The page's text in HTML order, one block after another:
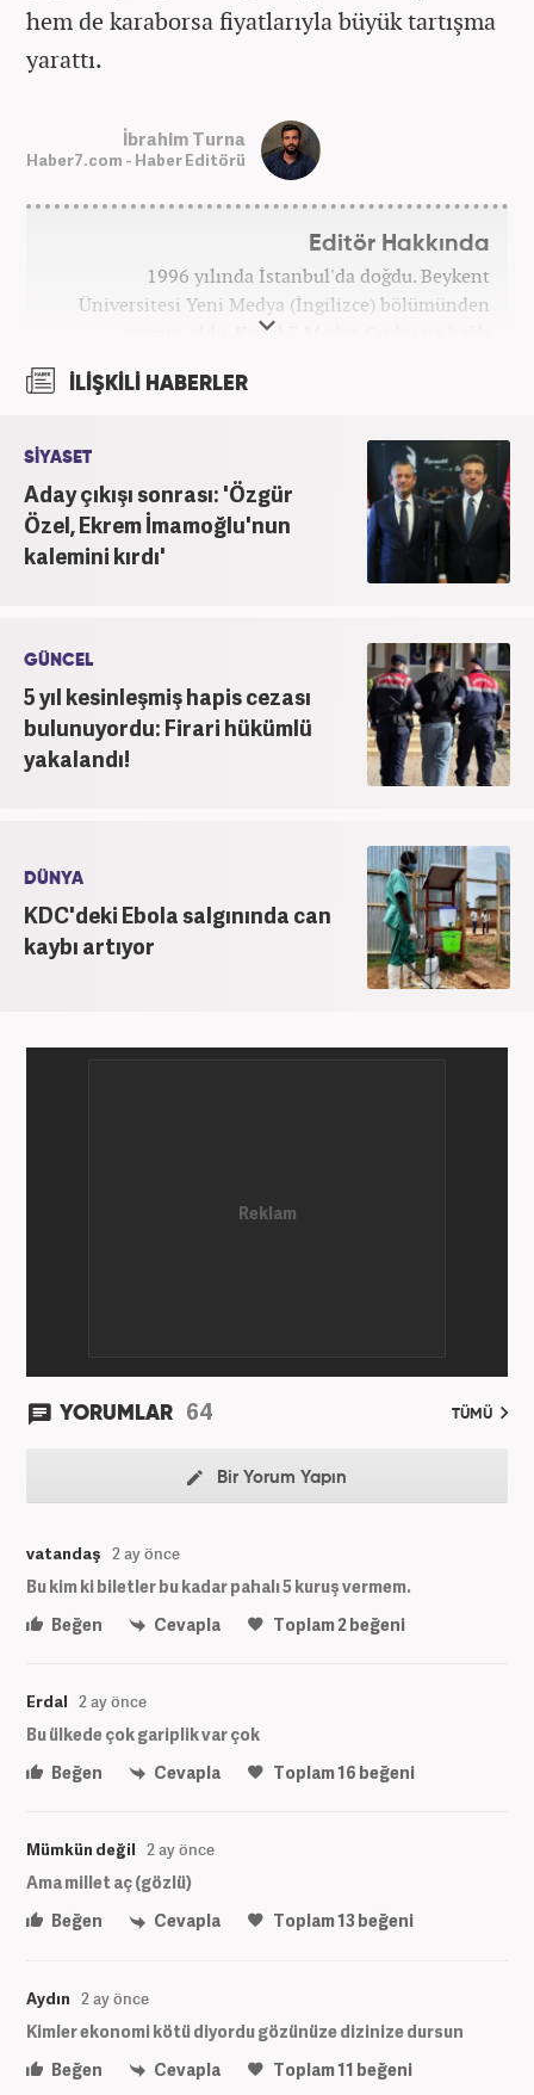
hem de karaborsa fiyatlarıyla büyük tartışma
yarattı.
İbrahim Turna
Haber7.com - Haber Editörü
Editör Hakkında
1996 yılında İstanbul'da doğdu. Beykent
Üniversitesi Yeni Medya (İngilizce) bölümünden
mezun oldu. Kanal 7 Medya Grubu'na bağlı
İLİŞKİLİ HABERLER
SİYASET
Aday çıkışı sonrası: 'Özgür
Özel, Ekrem İmamoğlu'nun
kalemini kırdı'
GÜNCEL
5 yıl kesinleşmiş hapis cezası
bulunuyordu: Firari hükümlü
yakalandı!
DÜNYA
KDC'deki Ebola salgınında can
kaybı artıyor
YORUMLAR 64 TÜMÜ
Bir Yorum Yapın
vatandaş 2 ay önce
Bu kim ki biletler bu kadar pahalı 5 kuruş vermem.
Beğen
Cevapla Toplam2 beğeni
Erdal 2 ay önce
Bu ülkede çok gariplik var çok
Beğen
Cevapla Toplam16 beğeni
Mümkün değil 2 ay önce
Ama millet aç (gözlü)
Beğen
Cevapla Toplam13beğeni
Aydın 2 ay önce
Kimler ekonomi kötü diyordu gözünüze dizinize dursun
Beğen
Cevapla Toplam11 beğeni